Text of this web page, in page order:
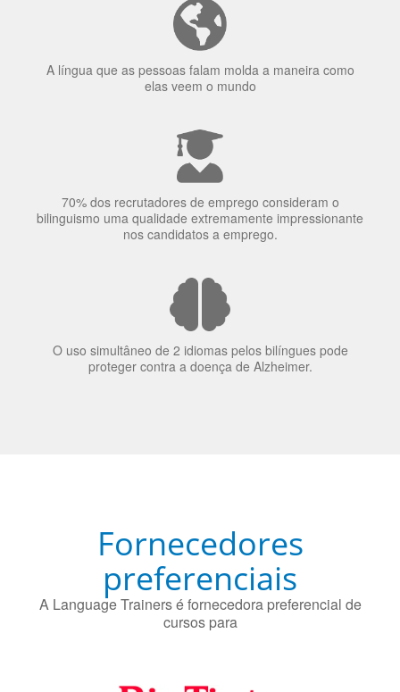
A língua que as pessoas falam molda a maneira como
elas veem o mundo
70% dos recrutadores de emprego consideram o
bilinguismo uma qualidade extremamente impressionante
nos candidatos a emprego.
O uso simultâneo de 2 idiomas pelos bilíngues pode
proteger contra a doença de Alzheimer.
Fornecedores
preferenciais
A Language Trainers é fornecedora preferencial de
cursos para